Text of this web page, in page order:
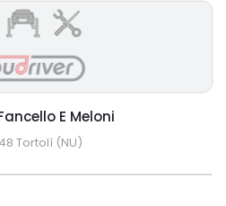
E Meloni
Tortolì (NU)